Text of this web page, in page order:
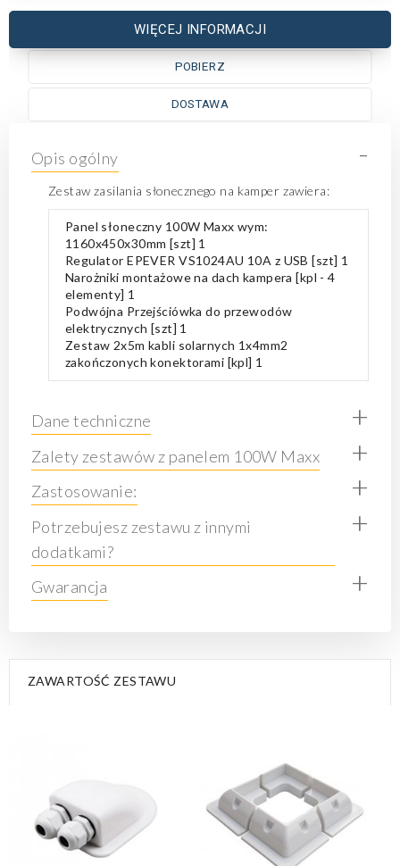
WIĘCEJ INFORMACJI
POBIERZ
DOSTAWA
Opis ogólny -
Zestaw zasilania słonecznego na kamper zawiera:
Panel słoneczny 100W Maxx wym:
1160x450x30mm [szt] 1
Regulator EPEVER VS1024AU 10A z USB [szt] 1
Narożniki montażowe na dach kampera [kpl - 4
elementy] 1
Podwójna Przejściówka do przewodów
elektrycznych [szt] 1
Zestaw 2x5m kabli solarnych 1x4mm2
zakończonych konektorami [kpl] 1
Dane techniczne +
Zalety zestawów z panelem 100W Maxx +
Zastosowanie: +
Potrzebujesz zestawu z innymi
dodatkami?
+
Gwarancja +
ZAWARTOŚĆ ZESTAWU